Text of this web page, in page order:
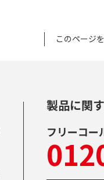
このページ
製品に関
フリーコー